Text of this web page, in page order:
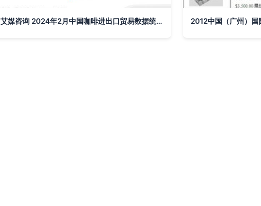
艾媒咨询 2024年2月中国咖啡进出口贸易数据统计与分析